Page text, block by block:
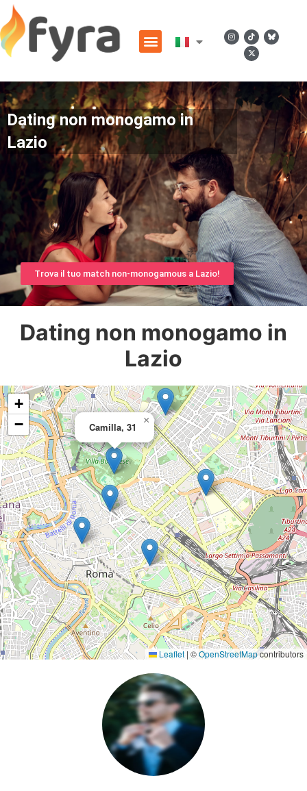
Dating non monogamo in
Lazio
Trova il tuo match non-monogamous a Lazio!
Dating non monogamo in
Lazio
Camilla, 31
×
+
−
Leaflet | ©OpenStreetMapcontributors